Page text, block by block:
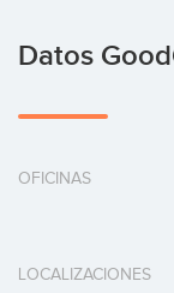
Datos
OFICINAS
LOCALIZACIONES